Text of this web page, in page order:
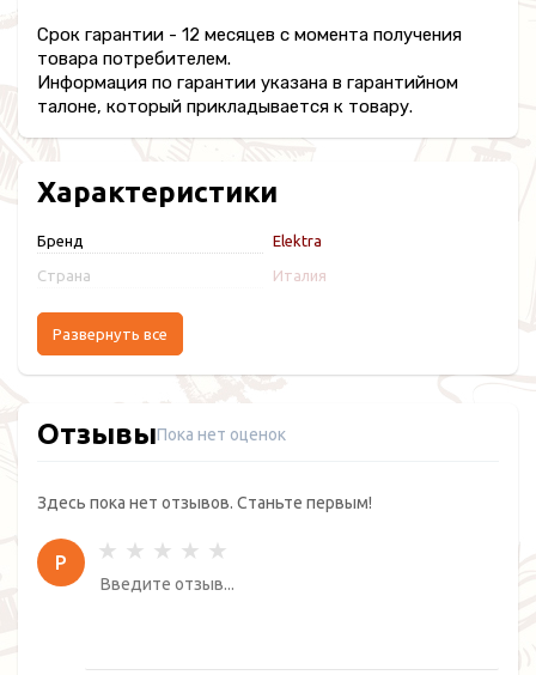
Срок гарантии - 12 месяцев с момента получения
товара потребителем.
Информация по гарантии указана в гарантийном
талоне, который прикладывается к товару.
Характеристики
Бренд Elektra
Страна Италия
Развернуть все
ОтзывыПока нет оценок
Здесь пока нет отзывов. Станьте первым!
Р